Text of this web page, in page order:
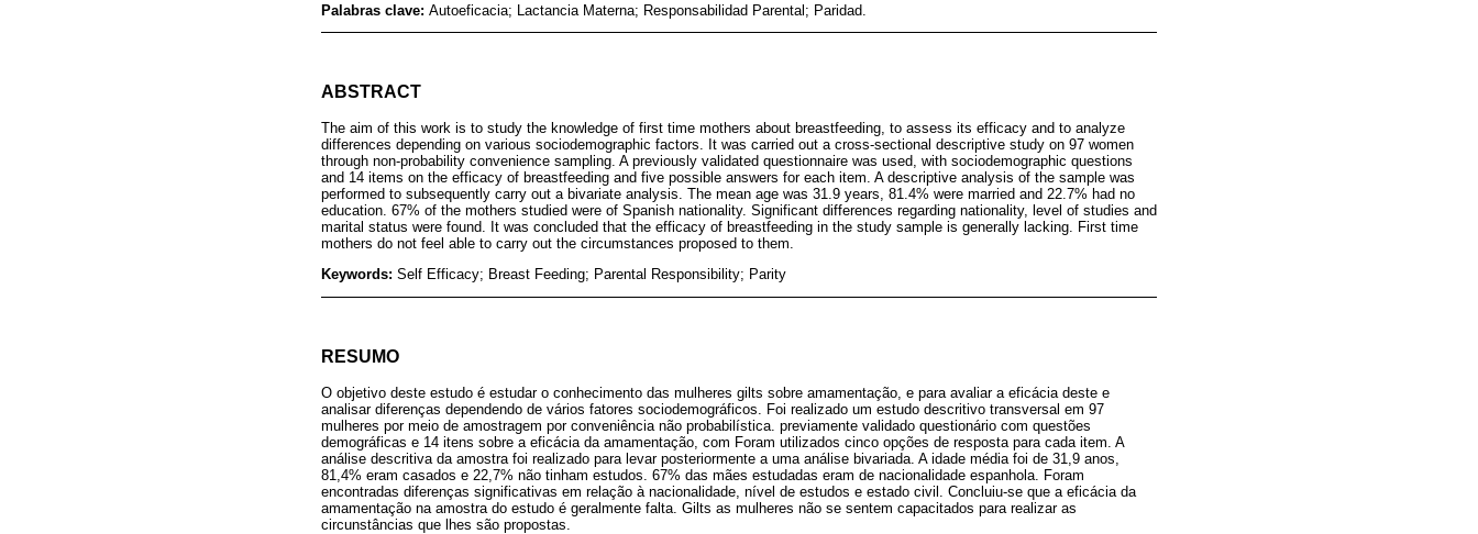
Palabras clave: Autoeficacia; Lactancia Materna; Responsabilidad Parental; Paridad.
ABSTRACT
The aim of this work is to study the knowledge of first time mothers about breastfeeding, to assess its efficacy and to analyze
differences depending on various sociodemographic factors. It was carried out a cross-sectional descriptive study on 97 women
through non-probability convenience sampling. A previously validated questionnaire was used, with sociodemographic questions
and 14 items on the efficacy of breastfeeding and five possible answers for each item. A descriptive analysis of the sample was
performed to subsequently carry out a bivariate analysis. The mean age was 31.9 years, 81.4% were married and 22.7% had no
education. 67% of the mothers studied were of Spanish nationality. Significant differences regarding nationality, level of studies and
marital status were found. It was concluded that the efficacy of breastfeeding in the study sample is generally lacking. First time
mothers do not feel able to carry out the circumstances proposed to them.
Keywords: Self Efficacy; Breast Feeding; Parental Responsibility; Parity
RESUMO
O objetivo deste estudo é estudar o conhecimento das mulheres gilts sobre amamentação, e para avaliar a eficácia deste e
analisar diferenças dependendo de vários fatores sociodemográficos. Foi realizado um estudo descritivo transversal em 97
mulheres por meio de amostragem por conveniência não probabilística. previamente validado questionário com questões
demográficas e 14 itens sobre a eficácia da amamentação, com Foram utilizados cinco opções de resposta para cada item. A
análise descritiva da amostra foi realizado para levar posteriormente a uma análise bivariada. A idade média foi de 31,9 anos,
81,4% eram casados e 22,7% não tinham estudos. 67% das mães estudadas eram de nacionalidade espanhola. Foram
encontradas diferenças significativas em relação à nacionalidade, nível de estudos e estado civil. Concluiu-se que a eficácia da
amamentação na amostra do estudo é geralmente falta. Gilts as mulheres não se sentem capacitados para realizar as
circunstâncias que lhes são propostas.